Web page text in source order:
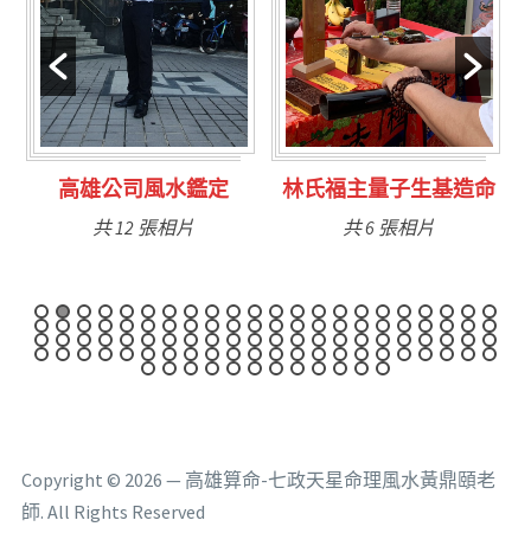
林氏福主量子生基造命
共 6 張相片
台南永康風水鑑定
共 9 張相片
Copyright © 2026 — 高雄算命-七政天星命理風水黃鼎頤老
師. All Rights Reserved